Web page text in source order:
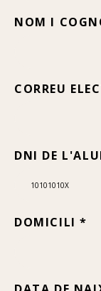
NOM I
CORREU
DNI DE
DOMICILI *